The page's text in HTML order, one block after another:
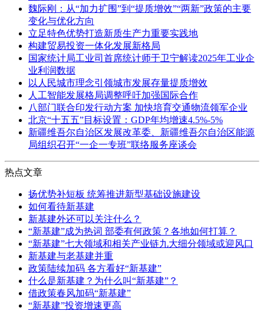
魏际刚：从“加力扩围”到“提质增效”“两新”政策的主要
变化与优化方向
立足特色优势打造新质生产力重要实践地
构建贸易投资一体化发展新格局
国家统计局工业司首席统计师于卫宁解读2025年工业企
业利润数据
以人民城市理念引领城市发展存量提质增效
人工智能发展格局调整呼吁加强国际合作
八部门联合印发行动方案 加快培育交通物流领军企业
北京“十五五”目标设置：GDP年均增速4.5%-5%
新疆维吾尔自治区发展改革委、新疆维吾尔自治区能源
局组织召开“一企一专班”联络服务座谈会
热点文章
扬优势补短板 统筹推进新型基础设施建设
如何看待新基建
新基建外还可以关注什么？
“新基建”成为热词 部委有何政策？各地如何打算？
“新基建”七大领域和相关产业链九大细分领域或迎风口
新基建与老基建并重
政策陆续加码 各方看好“新基建”
什么是新基建？为什么叫“新基建”？
借政策春风加码“新基建”
“新基建”投资增速更高